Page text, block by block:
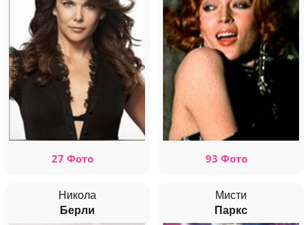
27 Фото 93 Фото
Никола
Берли
Мисти
Паркс